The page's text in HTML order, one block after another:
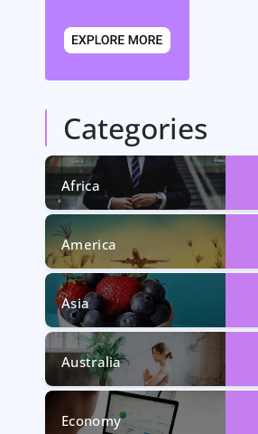
Categories
Africa
America
Asia
Australia
Economy